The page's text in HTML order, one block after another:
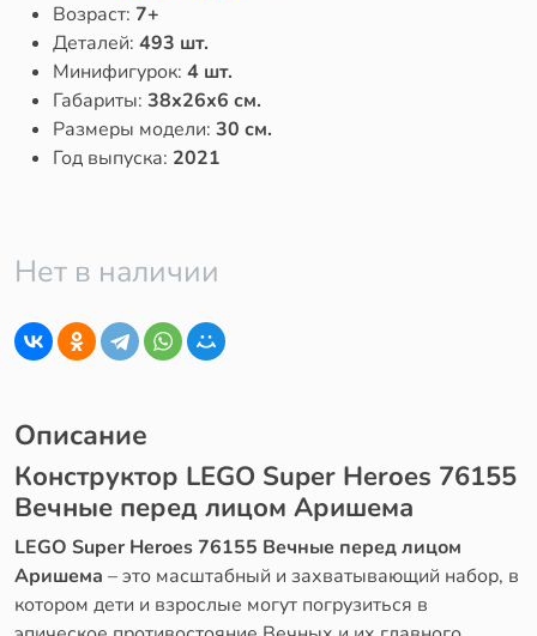
Возраст: 7+
Деталей: 493 шт.
Минифигурок: 4 шт.
Габариты: 38x26x6 см.
Размеры модели: 30 см.
Год выпуска: 2021
Нет в наличии
Описание
Конструктор LEGO Super Heroes 76155
Вечные перед лицом Аришема
LEGO Super Heroes 76155 Вечные перед лицом
Аришема – это масштабный и захватывающий набор, в
котором дети и взрослые могут погрузиться в